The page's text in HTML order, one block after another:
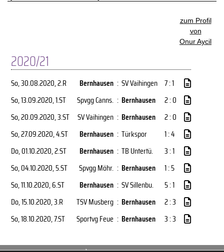
zum Profil
von
Onur Aycil
2020/21
So, 30.08.2020, 2.R Bernhausen : SV Vaihingen 7 : 1
So, 13.09.2020, 1.ST Spvgg Canns. : Bernhausen
2 : 0
So, 20.09.2020, 3.ST SV Vaihingen : Bernhausen
2 : 0
So, 27.09.2020, 4.ST Bernhausen : Türkspor
1 : 4
Do, 01.10.2020, 2.ST Bernhausen : TB Untertü.
3 : 1
So, 04.10.2020, 5.ST Spvgg Möhr. : Bernhausen
1 : 5
So, 11.10.2020, 6.ST Bernhausen : SV Sillenbu.
5 : 1
Do, 15.10.2020, 3.R TSV Musberg : Bernhausen
2 : 3
So, 18.10.2020, 7.ST Sportvg Feue : Bernhausen 3 : 3